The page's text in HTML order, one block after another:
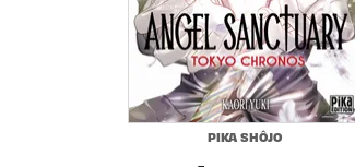
PIKA SHÔJO